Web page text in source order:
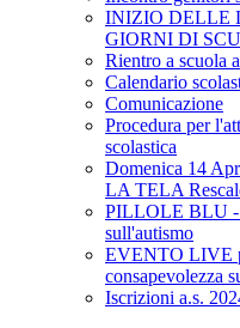
INIZIO DELLE
GIORNI DI
Rientro a scuola
Calendario
Comunicazione
Procedura per
scolastica
Domenica 14
LA TELA
PILLOLE BLU -
sull'autismo
EVENTO LIVE
consapevolezza
Iscrizioni a.s.